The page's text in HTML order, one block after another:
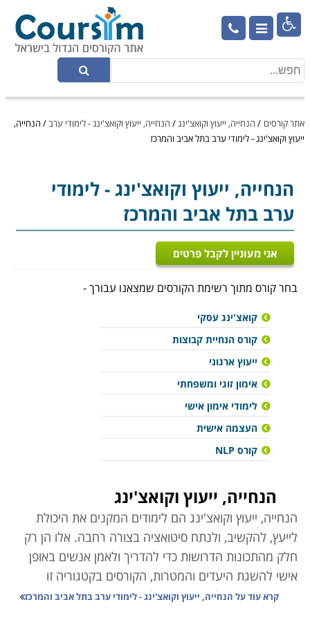

אתר קורסים / הנחייה, ייעוץ וקואצ'ינג/ הנחייה, ייעוץ וקואצ'ינג - לימודי ערב/ הנחייה,
ייעוץ וקואצ'ינג - לימודי ערב בתל אביב והמרכז
הנחייה, ייעוץ וקואצ'ינג - לימודי
ערב בתל אביב והמרכז
אני מעוניין לקבל פרטים
בחר קורס מתוך רשימת הקורסים שמצאנו עבורך -
קואצ'ינג עסקי
קורס הנחיית קבוצות
ייעוץ ארגוני
אימון זוגי ומשפחתי
לימודי אימון אישי
העצמה אישית
קורס NLP
הנחייה, ייעוץ וקואצ'ינג
הנחייה, ייעוץ וקואצ'ינג הם לימודים המקנים את היכולת
לייעץ, להקשיב, ולנתח סיטואציה בצורה רחבה. אלו הן רק
חלק מהתכונות הדרושות כדי להדריך ולאמן אנשים באופן
אישי להשגת היעדים והמטרות, הקורסים בקטגוריה זו
מעניקים את הכלים הדרושים לשם יצירת השינוי הפנימי
קרא עוד על הנחייה, ייעוץ וקואצ'ינג - לימודי ערב בתל אביב והמרכז